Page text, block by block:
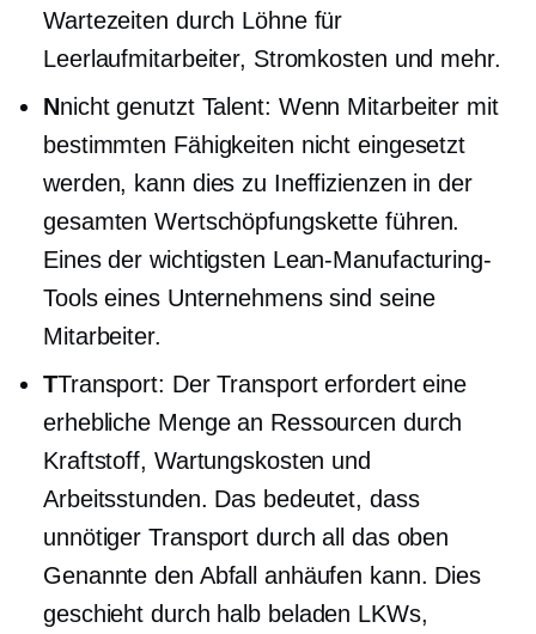
Wartezeiten durch Löhne für
Leerlaufmitarbeiter, Stromkosten und mehr.
Nnicht genutztTalent: Wenn Mitarbeiter mit
bestimmten Fähigkeiten nicht eingesetzt
werden, kann dies zu Ineffizienzen in der
gesamten Wertschöpfungskette führen.
Eines der wichtigsten Lean-Manufacturing-
Tools eines Unternehmens sind seine
Mitarbeiter.
TTransport: Der Transport erfordert eine
erhebliche Menge an Ressourcen durch
Kraftstoff, Wartungskosten und
Arbeitsstunden. Das bedeutet, dass
unnötiger Transport durch all das oben
Genannte den Abfall anhäufen kann. Dies
geschieht durch halb beladen LKWs,